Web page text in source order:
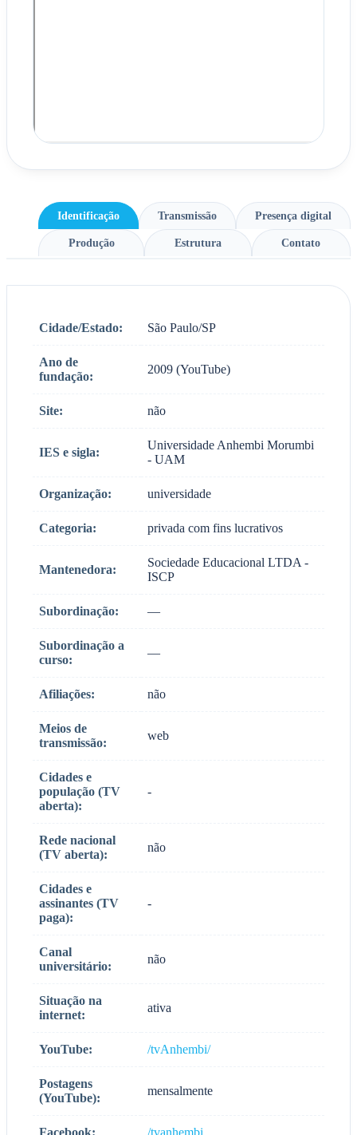
Identificação Transmissão Presença digital
Produção Estrutura Contato
Cidade/Estado: São Paulo/SP
Ano de
fundação:
2009 (YouTube)
Site: não
IES e sigla:
Universidade Anhembi Morumbi
- UAM
Organização: universidade
Categoria: privada com fins lucrativos
Mantenedora:
Sociedade Educacional LTDA -
ISCP
Subordinação: —
Subordinação a
curso:
—
Afiliações: não
Meios de
transmissão:
web
Cidades e
população (TV
aberta):
-
Rede nacional
(TV aberta):
não
Cidades e
assinantes (TV
paga):
-
Canal
universitário:
não
Situação na
internet:
ativa
YouTube: /tvAnhembi/
Postagens
(YouTube):
mensalmente
Facebook: /tvanhembi